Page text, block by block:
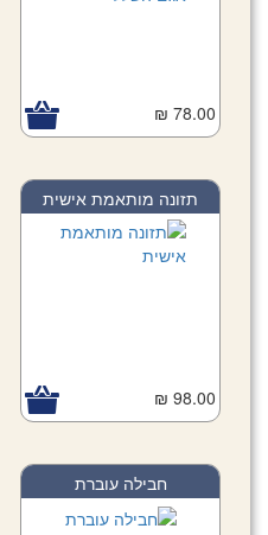
78.00 ₪
תזונה מותאמת אישית
98.00 ₪
חבילה עוברת